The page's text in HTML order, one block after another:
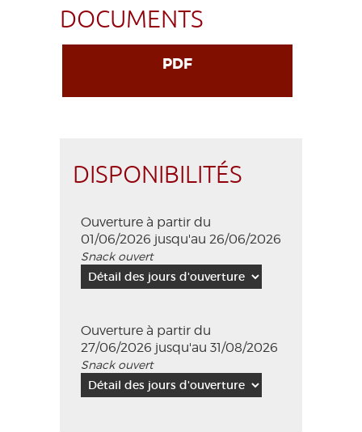
DOCUMENTS
PDF
DISPONIBILITÉS
Ouverture à partir du
01/06/2026 jusqu'au 26/06/2026
Snack ouvert
Ouverture à partir du
27/06/2026 jusqu'au 31/08/2026
Snack ouvert